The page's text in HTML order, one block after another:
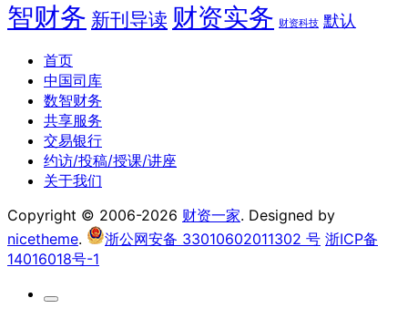
智财务 新刊导读 财资实务 财资科技 默认
首页
中国司库
数智财务
共享服务
交易银行
约访/投稿/授课/讲座
关于我们
Copyright © 2006-2026 财资一家. Designed by
nicetheme. 浙公网安备 33010602011302 号 浙ICP备
14016018号-1